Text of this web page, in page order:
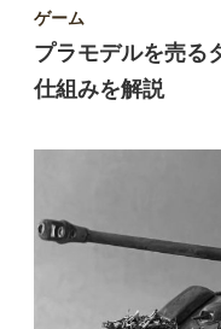
ゲーム
プラモデルを売る
仕組みを解説